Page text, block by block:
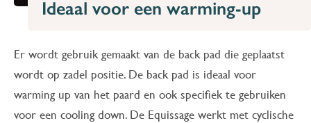
Ideaal voor een warming-up
Er wordt gebruik gemaakt van de back pad die geplaatst
wordt op zadel positie. De back pad is ideaal voor
warming up van het paard en ook specifiek te gebruiken
voor een cooling down. De Equissage werkt met cyclische